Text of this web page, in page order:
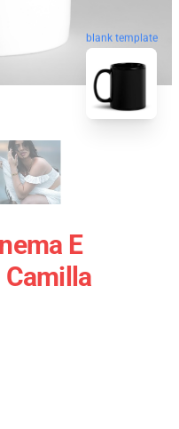
blank template
E